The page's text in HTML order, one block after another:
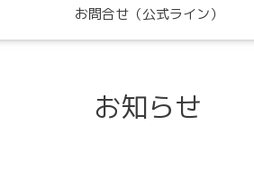
お問合せ（公式ライン）
お知らせ